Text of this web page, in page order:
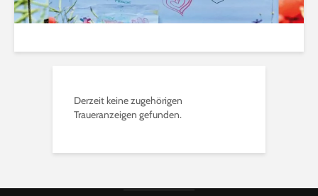
Derzeit keine zugehörigen
Traueranzeigen gefunden.